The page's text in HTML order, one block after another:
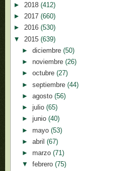
► 2018 (412)
► 2017 (660)
► 2016 (530)
▼ 2015 (639)
► diciembre (50)
► noviembre (26)
► octubre (27)
► septiembre (44)
► agosto (56)
► julio (65)
► junio (40)
► mayo (53)
► abril (67)
► marzo (71)
▼ febrero (75)